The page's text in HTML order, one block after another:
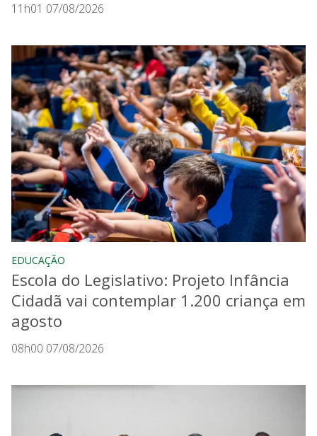
11h01 07/08/2026
EDUCAÇÃO
Escola do Legislativo: Projeto Infância
Cidadã vai contemplar 1.200 criança em
agosto
08h00 07/08/2026